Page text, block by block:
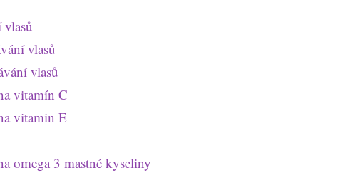
vlasů
vlasů
vitamín C
vitamin E
omega 3 mastné kyseliny